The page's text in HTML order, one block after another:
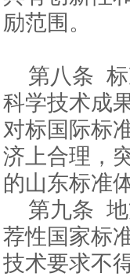
励范围。
第八条
科学技术成
对标国际标
济上合理，
的山东标准
第九条
荐性国家标
技术要求不